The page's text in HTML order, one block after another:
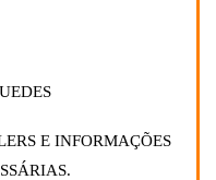
E INFORMAÇÕES